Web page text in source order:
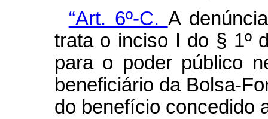
“Art. 6º-C. A
trata o inciso I do § 1º
para o poder público
beneficiário da Bolsa-
do benefício concedido